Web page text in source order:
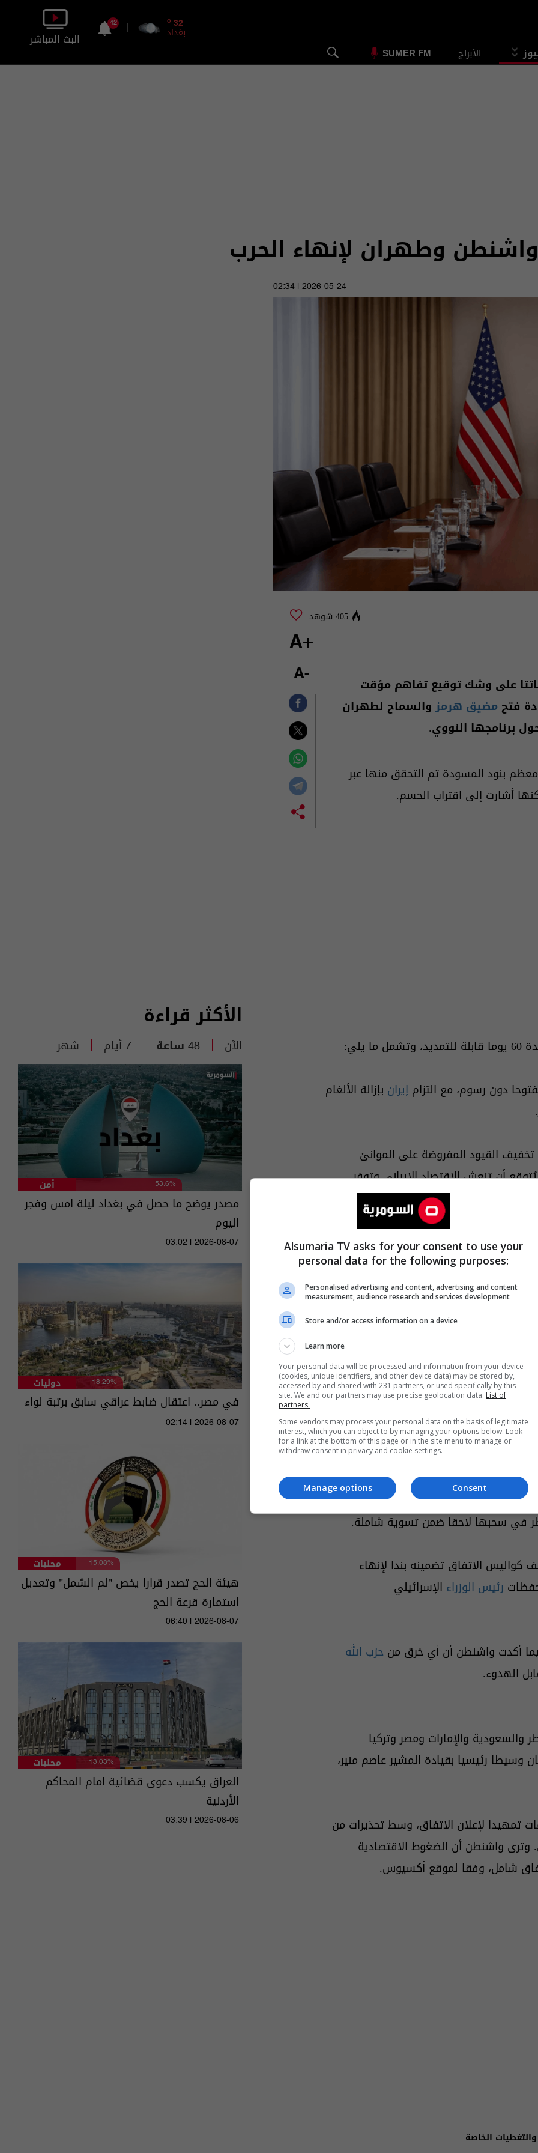
الأبراج SUMER FM
32
o
بغداد
42
البث المباشر
وطهران لإنهاء الحرب
2026-05-24 | 02:34
405 شوهد
على وشك توقيع تفاهم مؤقت
مضيق هرمزوالسماح لطهران
برنامجها النووي.
بنود المسودة تم التحقق منها عبر
أشارت إلى اقتراب الحسم.
دون رسوم، مع التزام إيران بإزالة الألغام
تخفيف القيود المفروضة على الموانئ
أن تنعش الاقتصاد الإيراني وتوفر
مبدأ تخفيف العقوبات مقابل التنفيذ، حيث
لا سيما إعادة تأمين الملاحة.
أصولها المجمدة، تتمسك واشنطن بضرورة
إيراني بعدم تطوير أسلحة نووية،
من المخزون عالي التخصيب.
بشأن استعدادها لخطوات مرنة، مقابل
المجمدة ضمن اتفاق نهائي قابل للتحقق.
الولايات المتحدةقواتها التي عززت
في سحبها لاحقا ضمن تسوية شاملة.
كواليس الاتفاق تضمينه بندا لإنهاء
رئيس الوزراء الإسرائيلي
أكدت واشنطن أن أي خرق من حزب الله
الهدوء.
والسعودية والإمارات ومصر وتركيا
وسيطا رئيسيا بقيادة المشير عاصم منير،
تمهيدا لإعلان الاتفاق، وسط تحذيرات من
وترى واشنطن أن الضغوط الاقتصادية
شامل، وفقا لموقع أكسيوس.
الخاصة
+A
-A
الأكثر قراءة
الآن 48 ساعة 7 أيام شهر
أمن 53.6%
مصدر يوضح ما حصل في بغداد ليلة امس وفجر
اليوم
03:02 | 2026-08-07
دوليات 18.29%
في مصر.. اعتقال ضابط عراقي سابق برتبة لواء
02:14 | 2026-08-07
محليات 15.08%
هيئة الحج تصدر قرارا يخص "لم الشمل" وتعديل
استمارة قرعة الحج
06:40 | 2026-08-07
محليات 13.03%
العراق يكسب دعوى قضائية امام المحاكم
الأردنية
03:39 | 2026-08-06
Alsumaria TV asks for your consent to use your
personal data for the following purposes:
Personalised advertising and content, advertising and content
measurement, audience research and services development
Store and/or access information on a device
Learn more
Your personal data will be processed and information from your device
(cookies, unique identifiers, and other device data) may be stored by,
accessed by and shared with 231 partners, or used specifically by this
site. We and our partners may use precise geolocation data. List of
partners.
Some vendors may process your personal data on the basis of legitimate
interest, which you can object to by managing your options below. Look
for a link at the bottom of this page or in the site menu to manage or
withdraw consent in privacy and cookie settings.
Consent
Manage options